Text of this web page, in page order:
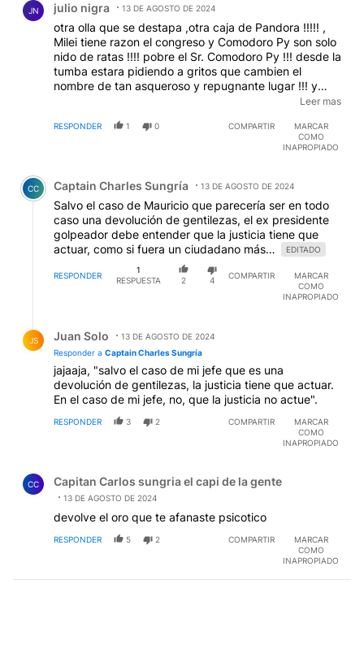
JN julio nigra 13 DE AGOSTO DE 2024
otra olla que se destapa ,otra caja de Pandora !!!!! ,
Milei tiene razon el congreso y Comodoro Py son solo
nido de ratas !!!! pobre el Sr. Comodoro Py !!! desde la
tumba estara pidiendo a gritos que cambien el
nombre de tan asqueroso y repugnante lugar !!! y
acto seguido nonbraran a los hermanitos Lijos en la
por falta de seguridad juridica en el mas alto nivel
poder judicial de la Nacion Argentina !!!! chan chan
Leer mas
RESPONDER 1 0 COMPARTIR
MARCAR
COMO
INAPROPIADO
Comentario de Captain Charles Sungría.
CC Captain Charles Sungría 13 DE AGOSTO DE 2024
Salvo el caso de Mauricio que parecería ser en todo
caso una devolución de gentilezas, el ex presidente
golpeador debe entender que la justicia tiene que
actuar, como si fuera un ciudadano más…
EDITADO
RESPONDER
1
RESPUESTA
2 4
COMPARTIR
MARCAR
COMO
INAPROPIADO
JS Juan Solo
13 DE AGOSTO DE 2024
Responder a Captain Charles Sungría
jajaaja, "salvo el caso de mi jefe que es una
devolución de gentilezas, la justicia tiene que actuar.
En el caso de mi jefe, no, que la justicia no actue".
RESPONDER 3 2 COMPARTIR
MARCAR
COMO
INAPROPIADO
CC Capitan Carlos sungria el capi de la gente
13 DE AGOSTO DE 2024
devolve el oro que te afanaste psicotico
RESPONDER 5 2 COMPARTIR
MARCAR
COMO
INAPROPIADO